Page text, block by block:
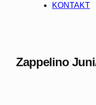
KONTAKT
Zappelino